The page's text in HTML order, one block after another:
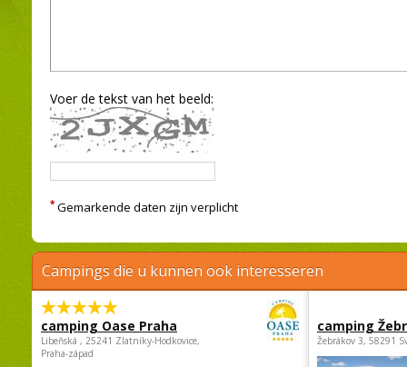
Voer de tekst van het beeld:
* Gemarkende daten zijn verplicht
Campings die u kunnen ook interesseren
camping Oase Praha
Libeňská , 25241 Zlatníky-Hodkovice,
Praha-západ
camping
Žebrákov 3, 58291